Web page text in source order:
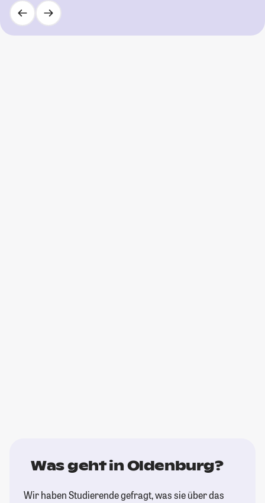
Was geht in Oldenburg?
Wir haben Studierende gefragt, was sie über das